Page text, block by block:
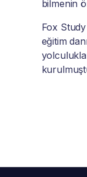
bilmenin
Fox
eğitim